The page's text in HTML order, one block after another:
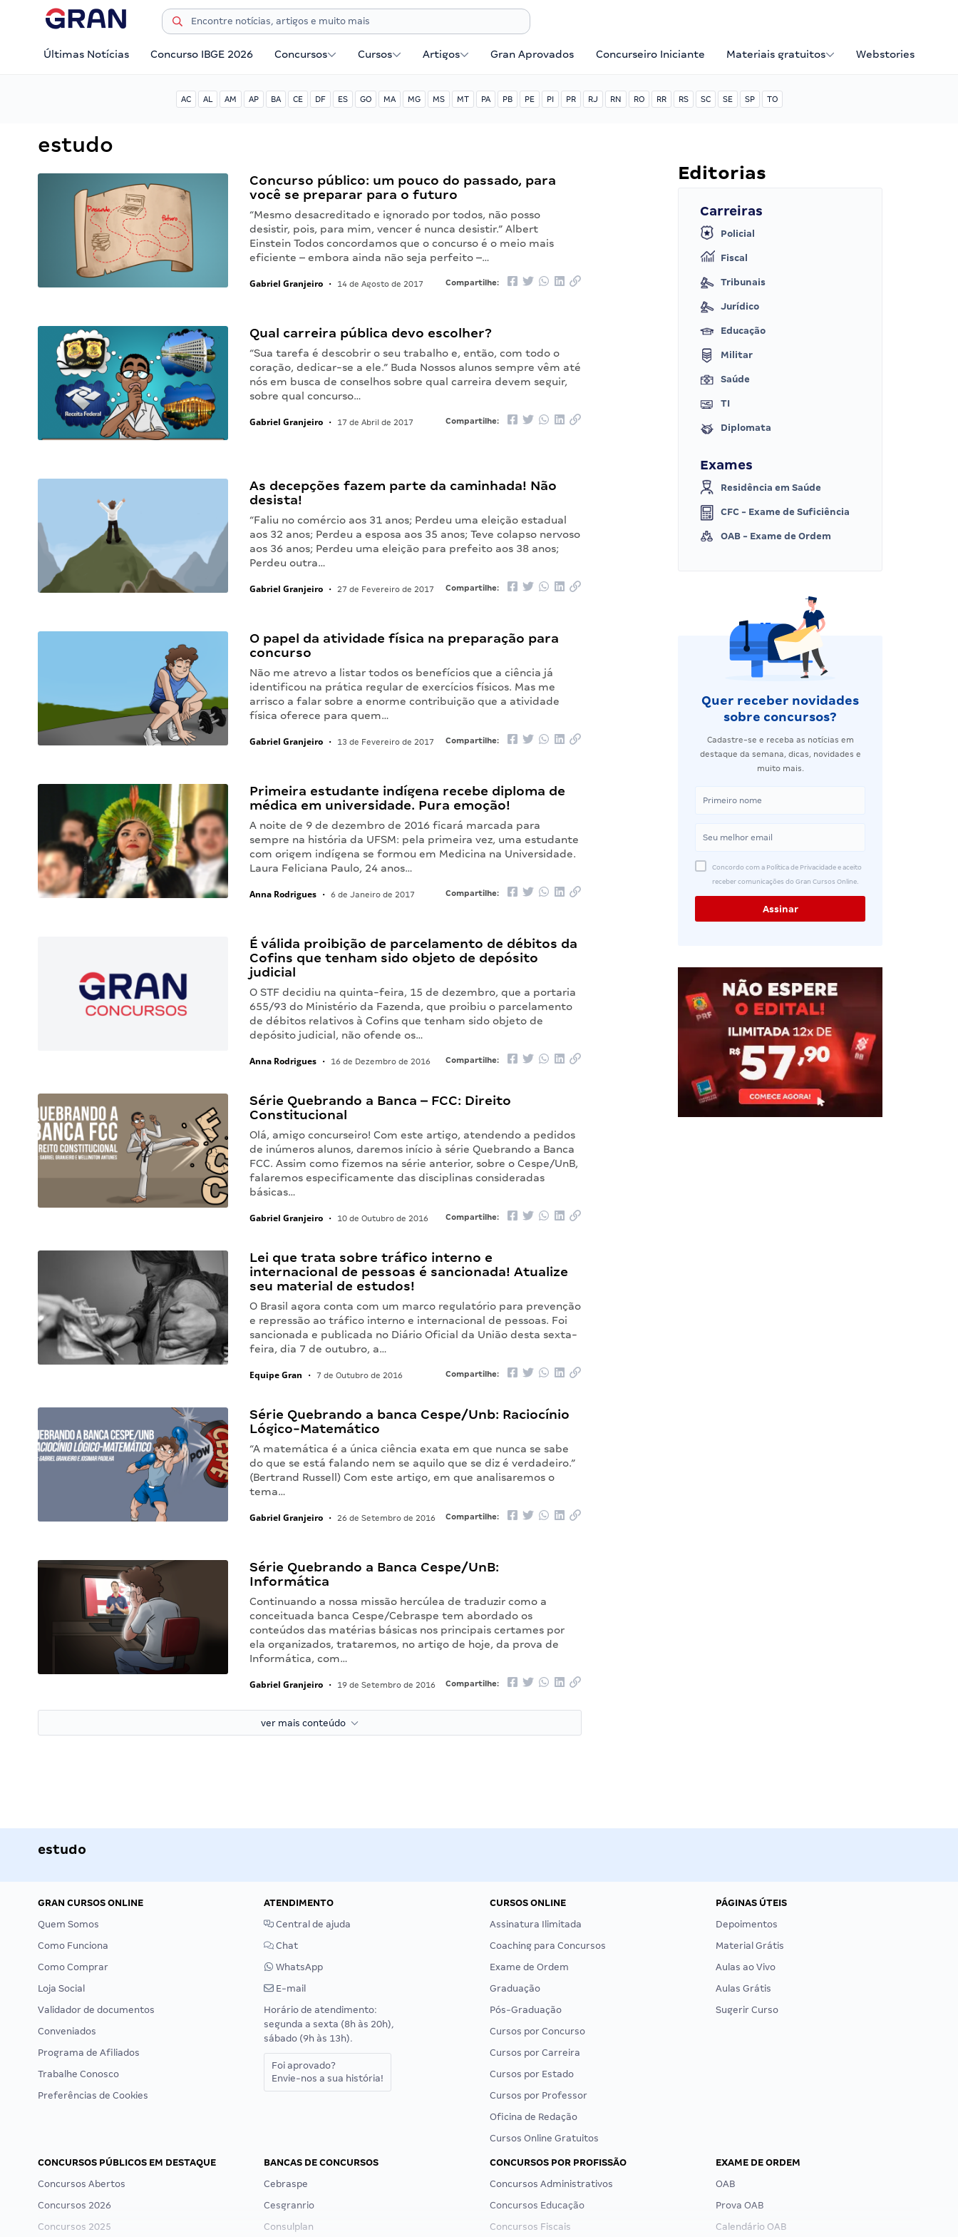
Últimas Notícias Concurso IBGE 2026 Concursos Cursos Artigos Gran Aprovados Concurseiro Iniciante Materiais gratuitos Webstories
AC AL AM AP BA CE DF ES GO MA MG MS MT PA PB PE PI PR RJ RN RO RR RS SC SE SP TO
estudo
Concurso público: um pouco do passado, para
você se preparar para o futuro
“Mesmo desacreditado e ignorado por todos, não posso
desistir, pois, para mim, vencer é nunca desistir.” Albert
Einstein Todos concordamos que o concurso é o meio mais
eficiente – embora ainda não seja perfeito –…
Gabriel Granjeiro • 14 de Agosto de 2017 Compartilhe:
Qual carreira pública devo escolher?
“Sua tarefa é descobrir o seu trabalho e, então, com todo o
coração, dedicar-se a ele.” Buda Nossos alunos sempre vêm até
nós em busca de conselhos sobre qual carreira devem seguir,
sobre qual concurso…
Gabriel Granjeiro • 17 de Abril de 2017 Compartilhe:
As decepções fazem parte da caminhada! Não
desista!
“Faliu no comércio aos 31 anos; Perdeu uma eleição estadual
aos 32 anos; Perdeu a esposa aos 35 anos; Teve colapso nervoso
aos 36 anos; Perdeu uma eleição para prefeito aos 38 anos;
Perdeu outra…
Gabriel Granjeiro • 27 de Fevereiro de 2017 Compartilhe:
O papel da atividade física na preparação para
concurso
Não me atrevo a listar todos os benefícios que a ciência já
identificou na prática regular de exercícios físicos. Mas me
arrisco a falar sobre a enorme contribuição que a atividade
física oferece para quem…
Gabriel Granjeiro • 13 de Fevereiro de 2017 Compartilhe:
Primeira estudante indígena recebe diploma de
médica em universidade. Pura emoção!
A noite de 9 de dezembro de 2016 ficará marcada para
sempre na história da UFSM: pela primeira vez, uma estudante
com origem indígena se formou em Medicina na Universidade.
Laura Feliciana Paulo, 24 anos…
Anna Rodrigues • 6 de Janeiro de 2017 Compartilhe:
É válida proibição de parcelamento de débitos da
Cofins que tenham sido objeto de depósito
judicial
O STF decidiu na quinta-feira, 15 de dezembro, que a portaria
655/93 do Ministério da Fazenda, que proibiu o parcelamento
de débitos relativos à Cofins que tenham sido objeto de
depósito judicial, não ofende os…
Anna Rodrigues • 16 de Dezembro de 2016 Compartilhe:
Série Quebrando a Banca – FCC: Direito
Constitucional
Olá, amigo concurseiro! Com este artigo, atendendo a pedidos
de inúmeros alunos, daremos início à série Quebrando a Banca
FCC. Assim como fizemos na série anterior, sobre o Cespe/UnB,
falaremos especificamente das disciplinas consideradas
básicas…
Gabriel Granjeiro • 10 de Outubro de 2016 Compartilhe:
Lei que trata sobre tráfico interno e
internacional de pessoas é sancionada! Atualize
seu material de estudos!
O Brasil agora conta com um marco regulatório para prevenção
e repressão ao tráfico interno e internacional de pessoas. Foi
sancionada e publicada no Diário Oficial da União desta sexta-
feira, dia 7 de outubro, a…
Equipe Gran • 7 de Outubro de 2016 Compartilhe:
Série Quebrando a banca Cespe/Unb: Raciocínio
Lógico-Matemático
“A matemática é a única ciência exata em que nunca se sabe
do que se está falando nem se aquilo que se diz é verdadeiro.”
(Bertrand Russell) Com este artigo, em que analisaremos o
tema…
Gabriel Granjeiro • 26 de Setembro de 2016 Compartilhe:
Série Quebrando a Banca Cespe/UnB:
Informática
Continuando a nossa missão hercúlea de traduzir como a
conceituada banca Cespe/Cebraspe tem abordado os
conteúdos das matérias básicas nos principais certames por
ela organizados, trataremos, no artigo de hoje, da prova de
Informática, com…
Gabriel Granjeiro • 19 de Setembro de 2016 Compartilhe:
ver mais conteúdo
Editorias
Carreiras
Policial
Fiscal
Tribunais
Jurídico
Educação
Militar
Saúde
TI
Diplomata
Exames
Residência em Saúde
CFC - Exame de Suficiência
OAB - Exame de Ordem
Quer receber novidades
sobre concursos?
Cadastre-se e receba as notícias em
destaque da semana, dicas, novidades e
muito mais.
Concordo com a Política de Privacidade e aceito
receber comunicações do Gran Cursos Online.
estudo
GRAN CURSOS ONLINE
Quem Somos
Como Funciona
Como Comprar
Loja Social
Validador de documentos
Conveniados
Programa de Afiliados
Trabalhe Conosco
Preferências de Cookies
ATENDIMENTO
Central de ajuda
Chat
WhatsApp
E-mail
Horário de atendimento:
segunda a sexta (8h às 20h),
sábado (9h às 13h).
Foi aprovado?
Envie-nos a sua história!
CURSOS ONLINE
Assinatura Ilimitada
Coaching para Concursos
Exame de Ordem
Graduação
Pós-Graduação
Cursos por Concurso
Cursos por Carreira
Cursos por Estado
Cursos por Professor
Oficina de Redação
Cursos Online Gratuitos
PÁGINAS ÚTEIS
Depoimentos
Material Grátis
Aulas ao Vivo
Aulas Grátis
Sugerir Curso
CONCURSOS PÚBLICOS EM DESTAQUE
Concursos Abertos
Concursos 2026
Concursos 2025
BANCAS DE CONCURSOS
Cebraspe
Cesgranrio
Consulplan
CONCURSOS POR PROFISSÃO
Concursos Administrativos
Concursos Educação
Concursos Fiscais
EXAME DE ORDEM
OAB
Prova OAB
Calendário OAB